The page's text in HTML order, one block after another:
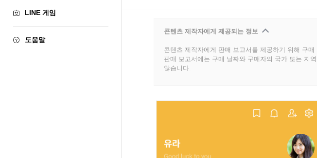
LINE 게임
도움말
콘텐츠 제작자에게 제공되는 정보
콘텐츠 제작자에게 판매 보고서를 제공하기 위해 구매
판매 보고서에는 구매 날짜와 구매자의 국가 또는 지
않습니다.